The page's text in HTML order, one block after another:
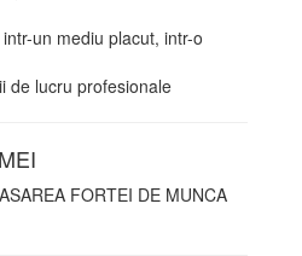
un mediu placut, intr-o
de lucru profesionale
FORTEI DE MUNCA